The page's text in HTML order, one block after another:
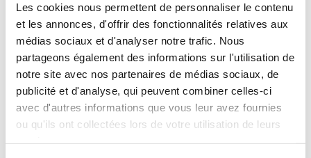
Les cookies nous permettent de personnaliser le contenu
et les annonces, d'offrir des fonctionnalités relatives aux
médias sociaux et d'analyser notre trafic. Nous
partageons également des informations sur l'utilisation de
notre site avec nos partenaires de médias sociaux, de
publicité et d'analyse, qui peuvent combiner celles-ci
avec d'autres informations que vous leur avez fournies
ou qu'ils ont collectées lors de votre utilisation de leurs
Pour découvrir nos projets, nos prochains
appels d’offres et travailler ensemble,venez à
notre rencontre!
Flandre Opale Habitat organise sa Convention
Fournisseurs
àBoulogne-sur-Mer, le mercredi 29 mars à
17h30aux jardins de la Matelote (5 Ham de